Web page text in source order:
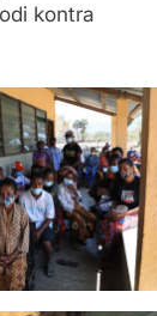
kontra